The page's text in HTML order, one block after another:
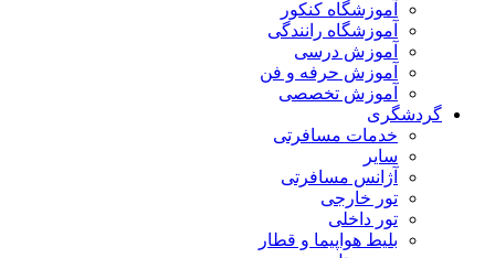
آموزشگاه کنکور
آموزشگاه رانندگی
آموزش درسی
آموزش حرفه و فن
آموزش تخصصی
گردشگری
خدمات مسافرتی
سایر
آژانس مسافرتی
تور خارجی
تور داخلی
بلیط هواپیما و قطار